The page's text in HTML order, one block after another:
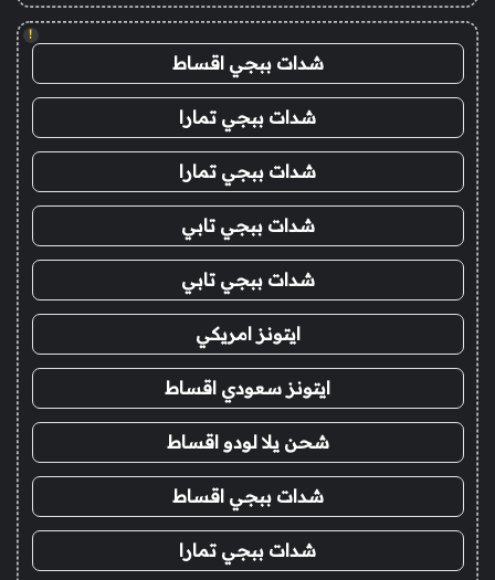
!
شدات ببجي اقساط
شدات ببجي تمارا
شدات ببجي تمارا
شدات ببجي تابي
شدات ببجي تابي
ايتونز امريكي
ايتونز سعودي اقساط
شحن يلا لودو اقساط
شدات ببجي اقساط
شدات ببجي تمارا